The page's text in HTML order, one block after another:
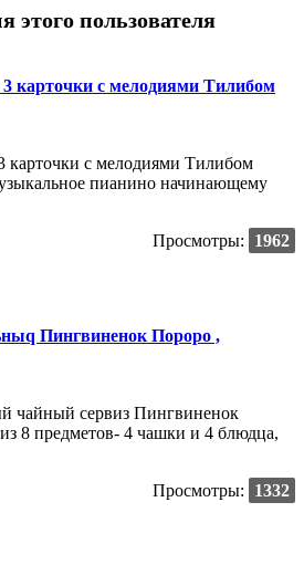
этого пользователя
3 карточки с мелодиями Тилибом
карточки с мелодиями Тилибом
пианино начинающему
Просмотры:
1962
Пингвиненок Пороро ,
чайный сервиз Пингвиненок
8 предметов- 4 чашки и 4 блюдца,
Просмотры:
1332